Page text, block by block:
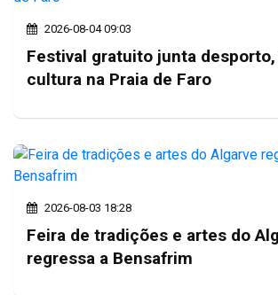
2026-08-04 09:03
Festival gratuito junta
cultura na Praia de Faro
2026-08-03 18:28
Feira de tradições e artes do
regressa a Bensafrim